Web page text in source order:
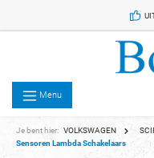
Menu
Je bent hier: VOLKSWAGEN
Sensoren Lambda Schakelaars